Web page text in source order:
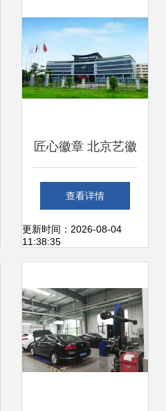
匠心徽章 北京艺徽
金属制品厂的定制
艺术之路
查看详情
更新时间：2026-08-04
11:38:35